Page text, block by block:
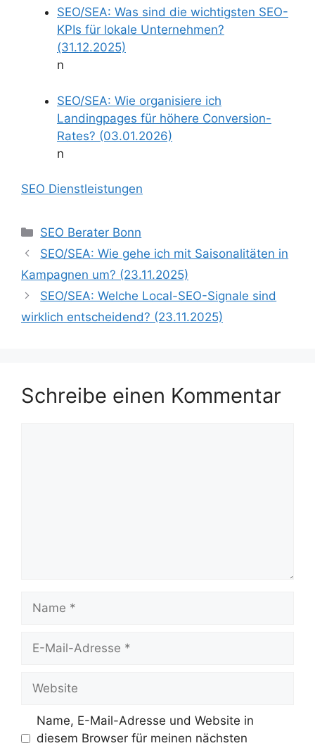
SEO/SEA: Was sind die wichtigsten SEO-
KPIs für lokale Unternehmen?
(31.12.2025)
n
SEO/SEA: Wie organisiere ich
Landingpages für höhere Conversion-
Rates? (03.01.2026)
n
SEO Dienstleistungen
Kategorien
SEO Berater Bonn
SEO/SEA: Wie gehe ich mit Saisonalitäten in
Kampagnen um? (23.11.2025)
SEO/SEA: Welche Local-SEO-Signale sind
wirklich entscheidend? (23.11.2025)
Schreibe einen Kommentar
Name
Website
Name, E-Mail-Adresse und Website in
diesem Browser für meinen nächsten